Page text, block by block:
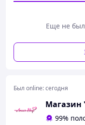
материалов,
будет выглядеть
Еще не
Был online:сегодня
Магазин
99%